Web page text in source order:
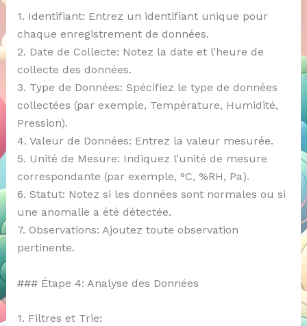
1. Identifiant: Entrez un identifiant unique pour
chaque enregistrement de données.
2. Date de Collecte: Notez la date et l’heure de
collecte des données.
3. Type de Données: Spécifiez le type de données
collectées (par exemple, Température, Humidité,
Pression).
4. Valeur de Données: Entrez la valeur mesurée.
5. Unité de Mesure: Indiquez l’unité de mesure
correspondante (par exemple, °C, %RH, Pa).
6. Statut: Notez si les données sont normales ou si
une anomalie a été détectée.
7. Observations: Ajoutez toute observation
pertinente.
### Étape 4: Analyse des Données
1. Filtres et Trie: